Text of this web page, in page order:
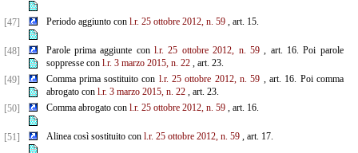
[47] Periodo aggiunto con l.r. 25 ottobre 2012, n. 59, art. 15.
[48] Parole prima aggiunte conl.r. 25 ottobre 2012, n. 59, art. 16. Poi parole
soppresse con l.r. 3 marzo 2015, n. 22, art. 23.
[49]
Comma prima sostituito con l.r. 25 ottobre 2012, n. 59 , art. 16. Poi comma
abrogato con l.r. 3 marzo 2015, n. 22, art. 23.
[50]
Comma abrogato con l.r. 25 ottobre 2012, n. 59, art. 16.
[51] Alinea così sostituito con l.r. 25 ottobre 2012, n. 59, art. 17.